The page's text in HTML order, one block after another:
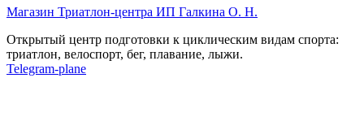
Магазин Триатлон-центра ИП Галкина О. Н.
Открытый центр подготовки к циклическим видам спорта:
триатлон, велоспорт, бег, плавание, лыжи.
Telegram-plane